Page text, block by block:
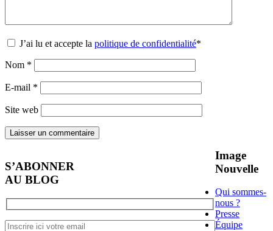
J’ai lu et accepte la politique de confidentialité*
Nom *
E-mail *
Site web
S’ABONNER
AU BLOG
Image
Nouvelle
Qui sommes-
nous ?
Presse
Équipe